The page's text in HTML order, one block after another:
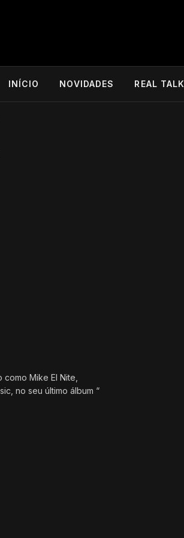
INÍCIO NOVIDADES REAL TALK
Mike El Nite,
no seu último álbum “